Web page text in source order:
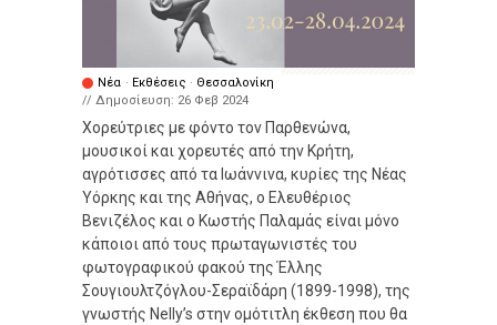
Νέα · Εκθέσεις · Θεσσαλονίκη
// Δημοσίευση: 26 Φεβ 2024
Χορεύτριες με φόντο τον Παρθενώνα,
μουσικοί και χορευτές από την Κρήτη,
αγρότισσες από τα Ιωάννινα, κυρίες της Νέας
Υόρκης και της Αθήνας, ο Ελευθέριος
Βενιζέλος και ο Κωστής Παλαμάς είναι μόνο
κάποιοι από τους πρωταγωνιστές του
φωτογραφικού φακού της Έλλης
Σουγιουλτζόγλου-Σεραϊδάρη (1899-1998), της
γνωστής Nelly’s στην ομότιτλη έκθεση που θα